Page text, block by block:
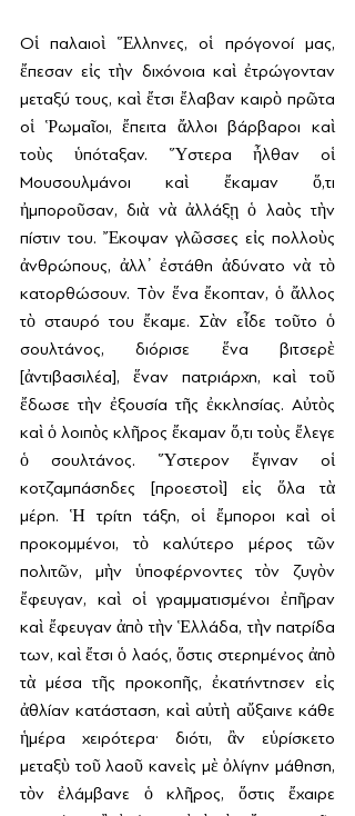
Οἱ παλαιοὶ Ἕλληνες, οἱ πρόγονοί μας,
ἔπεσαν εἰς τὴν διχόνοια καὶ ἐτρώγονταν
μεταξύ τους, καὶ ἔτσι ἔλαβαν καιρὸ πρῶτα
οἱ Ῥωμαῖοι, ἔπειτα ἄλλοι βάρβαροι καὶ
τοὺς ὑπόταξαν. Ὕστερα ἦλθαν οἱ
Μουσουλμάνοι καὶ ἔκαμαν ὅ,τι
ἠμποροῦσαν, διὰ νὰ ἀλλάξῃ ὁ λαὸς τὴν
πίστιν του. Ἔκοψαν γλῶσσες εἰς πολλοὺς
ἀνθρώπους, ἀλλ᾿ ἐστάθη ἀδύνατο νὰ τὸ
κατορθώσουν. Τὸν ἕνα ἔκοπταν, ὁ ἄλλος
τὸ σταυρό του ἔκαμε. Σὰν εἶδε τοῦτο ὁ
σουλτάνος, διόρισε ἕνα βιτσερὲ
[ἀντιβασιλέα], ἕναν πατριάρχη, καὶ τοῦ
ἔδωσε τὴν ἐξουσία τῆς ἐκκλησίας. Αὐτὸς
καὶ ὁ λοιπὸς κλῆρος ἔκαμαν ὅ,τι τοὺς ἔλεγε
ὁ σουλτάνος. Ὕστερον ἔγιναν οἱ
κοτζαμπάσηδες [προεστοὶ] εἰς ὅλα τὰ
μέρη. Ἡ τρίτη τάξη, οἱ ἔμποροι καὶ οἱ
προκομμένοι, τὸ καλύτερο μέρος τῶν
πολιτῶν, μὴν ὑποφέρνοντες τὸν ζυγὸν
ἔφευγαν, καὶ οἱ γραμματισμένοι ἐπῆραν
καὶ ἔφευγαν ἀπὸ τὴν Ἑλλάδα, τὴν πατρίδα
των, καὶ ἔτσι ὁ λαός, ὅστις στερημένος ἀπὸ
τὰ μέσα τῆς προκοπῆς, ἐκατήντησεν εἰς
ἀθλίαν κατάσταση, καὶ αὐτὴ αὔξαινε κάθε
ἡμέρα χειρότερα· διότι, ἂν εὑρίσκετο
μεταξὺ τοῦ λαοῦ κανεὶς μὲ ὀλίγην μάθηση,
τὸν ἐλάμβανε ὁ κλῆρος, ὅστις ἔχαιρε